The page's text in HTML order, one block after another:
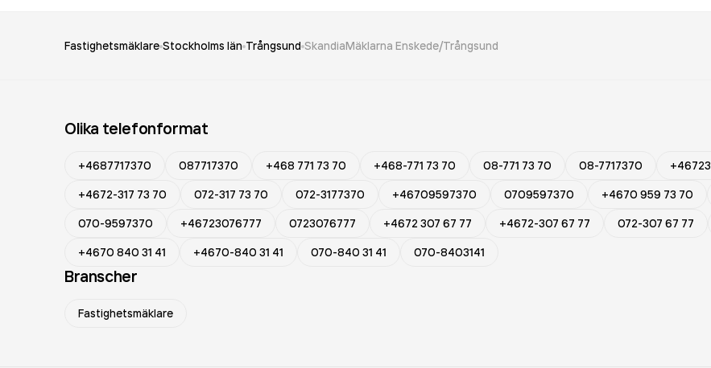
Fastighetsmäklare Stockholms län Trångsund SkandiaMäklarna Enskede/Trångsund
Olika telefonformat
+4687717370 087717370 +468 771 73 70 +468-771 73 70 08-771 73 70 08-7717370
+4672-317 73 70
072-317 73 70 072-3177370 +46709597370 0709597370 +4670 959 73 70
070-9597370
+46723076777 0723076777 +4672 307 67 77 +4672-307 67 77 072-307 67 77
+4670 840 31 41
+4670-840 31 41 070-840 31 41 070-8403141
Branscher
Fastighetsmäklare